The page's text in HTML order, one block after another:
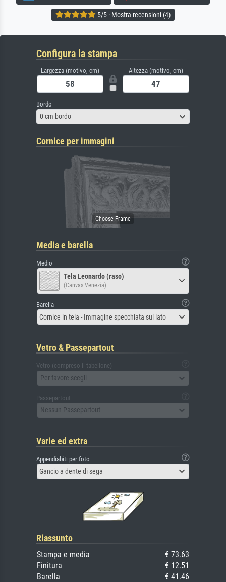
5/5 · Mostra recensioni (4)
Configura la stampa
Largezza (motivo, cm) Altezza (motivo, cm)
Bordo
0 cm bordo
Cornice per immagini
Media e barella
Medio
Tela Leonardo (raso)
(Canvas Venezia)
Barella
Cornice in tela - Immagine specchiata sul lato
Vetro & Passepartout
Vetro (compreso il tabellone)
Per favore scegli
Passepartout
Nessun Passepartout
Varie ed extra
Appendiabiti per foto
Gancio a dente di sega
Riassunto
Stampa e media
€ 73.63
Finitura
€ 12.51
Barella
€ 41.46